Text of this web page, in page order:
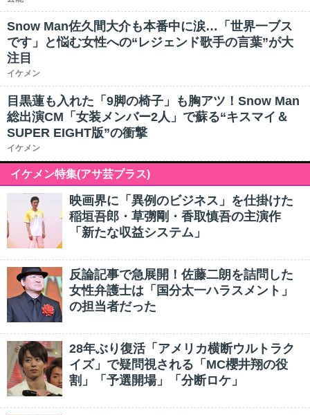
Snow Man佐久間大介も本番中に涙…「世界一ブス
です」と悩む女性への“レジェンド歌手の言葉”が大
注目
イケメン
目黒蓮も入れた「9脚の椅子」も胸アツ！Snow Man
総出演CM「女装メンバー2人」で蘇る“キスマイ＆
SUPER EIGHT版”の衝撃
イケメン
イケメン特集(アサ芸プラス)
映画界に「異例のビジネス」を仕掛けた
稲垣吾郎・草彅剛・香取慎吾の主演作
「新たな収益システム」
反論記事で急展開！佐藤二朗を詰問した
女性弁護士は「国分太一ハラスメント」
の担当者だった
28年ぶり復活「アメリカ横断ウルトラク
イズ」で疑問視される「MC櫻井翔の役
割」「予選開場」「分断ロケ」